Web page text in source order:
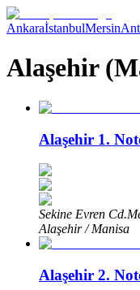
AnkaraİstanbulMersin
Alaşehir
Alaşehir 1.
Sekine Evren
Alaşehir / Manisa
Alaşehir 2.